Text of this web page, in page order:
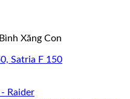
Xăng Con
Satria F 150